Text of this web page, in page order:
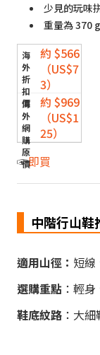
少見的玩味
重量為 370 g
約 $566
（US$7
3）
約 $969
（US$1
25）
☞即買
中階行山鞋
適用山徑： 短線
選購重點 ：輕
鞋底紋路 ：大